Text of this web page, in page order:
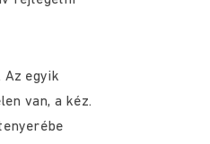
egyik
van, a kéz.